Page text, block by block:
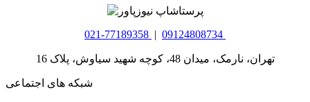
021-77189358 | 09124808734
تهران، نارمک، میدان 48، کوچه شهید سیاوش، پلاک 16
شبکه های اجتماعی